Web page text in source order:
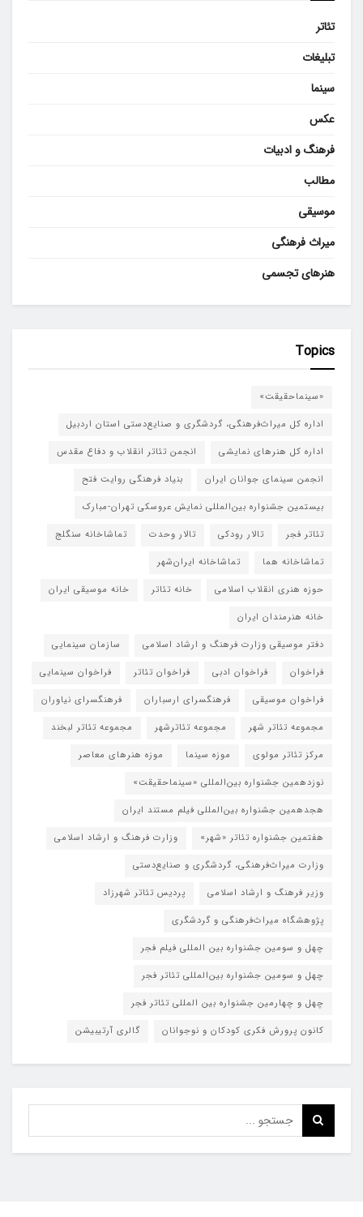
تئاتر
تبلیغات
سینما
عکس
فرهنگ و ادبیات
مطالب
موسیقی
میراث فرهنگی
هنرهای تجسمی
Topics
«سینماحقیقت»
اداره کل میراث‌فرهنگی، گردشگری و صنایع‌دستی استان اردبیل
اداره کل هنرهای نمایشی
انجمن تئاتر انقلاب و دفاع مقدس
انجمن سینمای جوانان ایران
بنیاد فرهنگی روایت فتح
بیستمین جشنواره بین‌المللی نمایش عروسکی تهران-مبارک
تئاتر فجر
تالار رودکی تالار وحدت
تماشاخانه سنگلج
تماشاخانه هما
تماشاخانه‌ ایران‌شهر
حوزه هنری انقلاب اسلامی
خانه تئاتر
خانه موسیقی ایران
خانه هنرمندان ایران
دفتر موسیقی وزارت فرهنگ و ارشاد اسلامی
سازمان سینمایی
فراخوان
فراخوان ادبی فراخوان تئاتر
فراخوان سینمایی
فراخوان موسیقی
فرهنگسرای ارسباران
فرهنگسرای نیاوران
مجموعه تئاتر شهر
مجموعه تئاترشهر
مجموعه تئاتر لبخند
مرکز تئاتر مولوی
موزه سینما
موزه هنرهای معاصر
نوزدهمین جشنواره بین‌المللی «سینماحقیقت»
هجدهمین جشنواره بین‌المللی فیلم مستند ایران
هفتمین جشنواره تئاتر «شهر»
وزارت فرهنگ و ارشاد اسلامی
وزارت میراث‌فرهنگی، گردشگری و صنایع‌دستی
وزیر فرهنگ و ارشاد اسلامی
پردیس تئاتر شهرزاد
پژوهشگاه میراث‌فرهنگی و گردشگری
چهل و سومین جشنواره بین المللی فیلم فجر
چهل و سومین جشنواره بین‌المللی تئاتر فجر
چهل و چهارمین جشنواره بین المللی تئاتر فجر
کانون پرورش فکری کودکان و نوجوانان
گالری آرتیبیشن